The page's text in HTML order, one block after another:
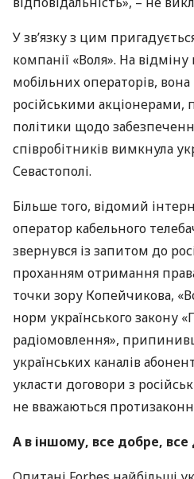
У зв’язку з цим
компанії «Воля». На відміну
мобільних операторів,
російськими акціонерами,
політики щодо
співробітників вимкнула
Севастополі.
Більше того, відомий
оператор кабельного
звернувся із запитом до
проханням отримання
точки зору Копейчикова,
норм українського закону
радіомовлення»,
українських каналів
укласти договори з
не вважаються
А в іншому, все добре, все